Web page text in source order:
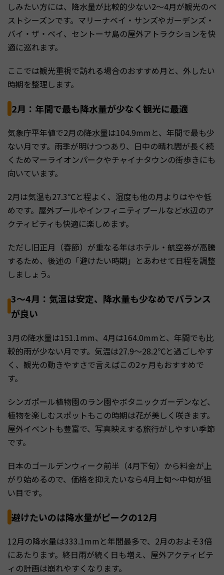
しみたい方には、降水量が比較的少ない2〜4月が観光のベ
ストシーズンです。マリーナベイ・サンズやガーデンズ・
バイ・ザ・ベイ、セントーサ島の屋外アトラクションを快
適に巡れます。
ここでは観光重視で訪れる場合のおすすめ月と、外したい
時期を整理します。
2月：年間で最も降水量が少なく観光に最適
気象庁平年値で2月の降水量は104.9mmと、年間で最も少
ない月です。雨季が明けつつあり、日中の晴れ間が長く続
くためマーライオンパークやチャイナタウンの街歩きにも
向いています。
2月は気温も27.3℃と程よく、湿度も他の月よりはやや低
めです。屋外プールやインフィニティプールなど水辺のア
クティビティも快適に楽しめます。
ただし旧正月（春節）が重なる年はホテル・航空券が高騰
するため、後述の「避けたい時期」とあわせて日程を調整
しましょう。
3〜4月：気温は安定、降水量も少なめでバランス
が良い
3月の降水量は151.1mm、4月は164.0mmと、年間でも比
較的雨が少ない月です。気温は27.9〜28.2℃と過ごしやす
く、観光の動きやすさで言えばこの2ヶ月もおすすめで
す。
シンガポール植物園のラン園やボタニックガーデンなど、
植物を楽しむスポットもこの時期は花が美しく咲きます。
屋外イベントも豊富で、写真映えする旅行がしやすい季節
です。
日本のゴールデンウィーク前半（4月下旬）から料金が上
がり始めるので、価格を抑えたいなら4月上旬〜中旬が狙
い目です。
避けたいのは降水量がピークの12月
12月の降水量は333.1mmと年間最多で、2月のおよそ3倍
にあたります。終日雨が続く日も増え、屋外アクティビテ
ィの計画は崩れやすくなります。